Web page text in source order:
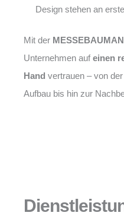
Design stehen an
Mit der
Unternehmen auf einen
Hand vertrauen – von
Aufbau bis hin zur